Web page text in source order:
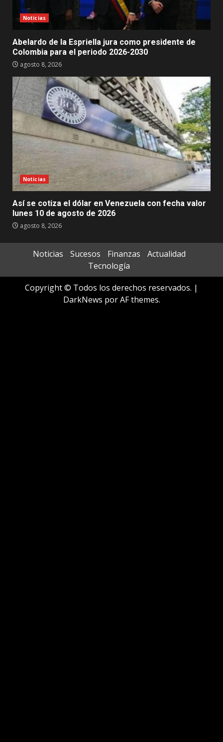
Noticias
Abelardo de la Espriella jura como presidente de
Colombia para el periodo 2026-2030
agosto 8, 2026
Noticias
Así se cotiza el dólar en Venezuela con fecha valor
lunes 10 de agosto de 2026
agosto 8, 2026
Noticias Sucesos Finanzas
Actualidad
Tecnología
Copyright © Todos los derechos reservados. |
DarkNews por AF themes.